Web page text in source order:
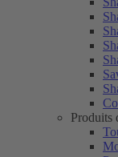
Produits